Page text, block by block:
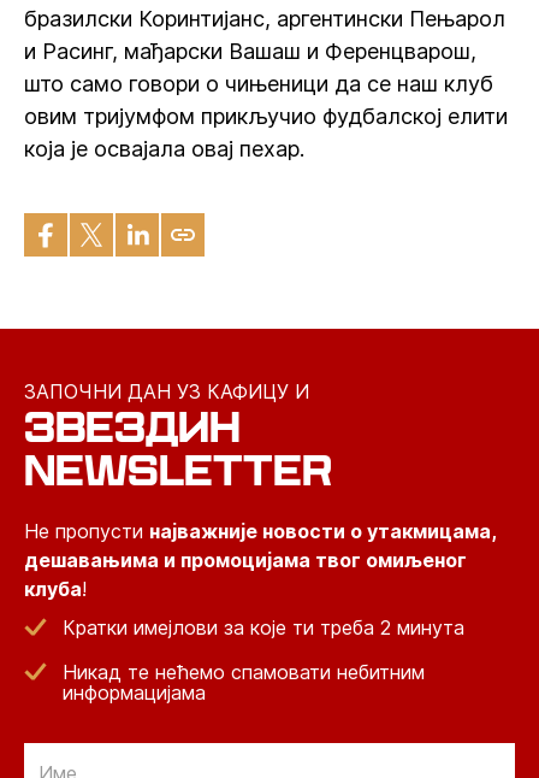
бразилски Коринтијанс, аргентински Пењарол
и Расинг, мађарски Вашаш и Ференцварош,
што само говори о чињеници да се наш клуб
овим тријумфом прикључио фудбалској елити
која је освајала овај пехар.
ЗАПОЧНИ ДАН УЗ КАФИЦУ И
ЗВЕЗДИН
NEWSLETTER
Не пропусти најважније новости о утакмицама,
дешавањима и промоцијама твог омиљеног
клуба!
Кратки имејлови за које ти треба 2 минута
Никад те нећемо спамовати небитним
информацијама